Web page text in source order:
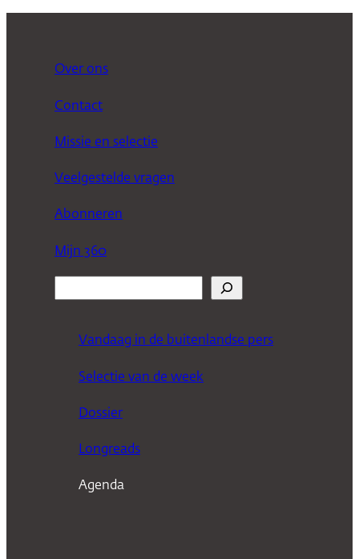
Over ons
Contact
Missie en selectie
Veelgestelde vragen
Abonneren
Mijn 360
Vandaag in de buitenlandse pers
Selectie van de week
Dossier
Longreads
Agenda